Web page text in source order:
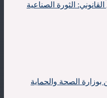
الثورة الصناعية